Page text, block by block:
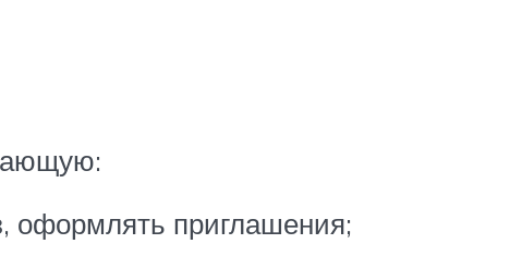
оформлять приглашения;